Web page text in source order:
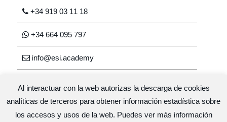
+34 919 03 11 18
+34 664 095 797
info@esi.academy
Al interactuar con la web autorizas la descarga de cookies
analíticas de terceros para obtener información estadística sobre
los accesos y usos de la web. Puedes ver más información